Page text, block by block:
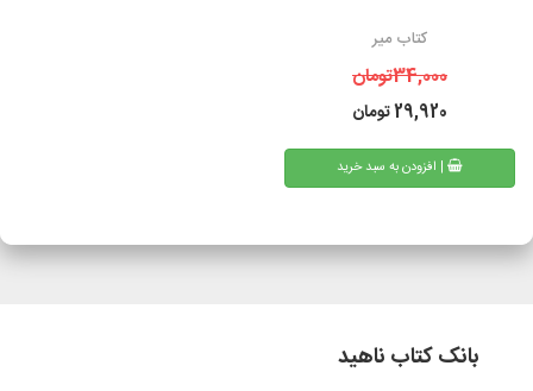
کتاب میر
34,000تومان
29,920تومان
| افزودن به سبد خرید
بانک کتاب ناهید